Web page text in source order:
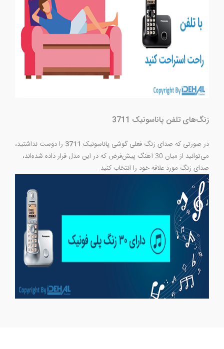
زنگ‌های تلفن پاناسونیک 3711
در صورتی که صدای زنگ فعلی گوشی پاناسونیک 3711 را دوست نداشتید،
می‌توانید از میان 30 آهنگ پیش‌فرض که در این مدل قرار داده شده‌اند،
صدای زنگ مورد علاقه خود را انتخاب کنید.